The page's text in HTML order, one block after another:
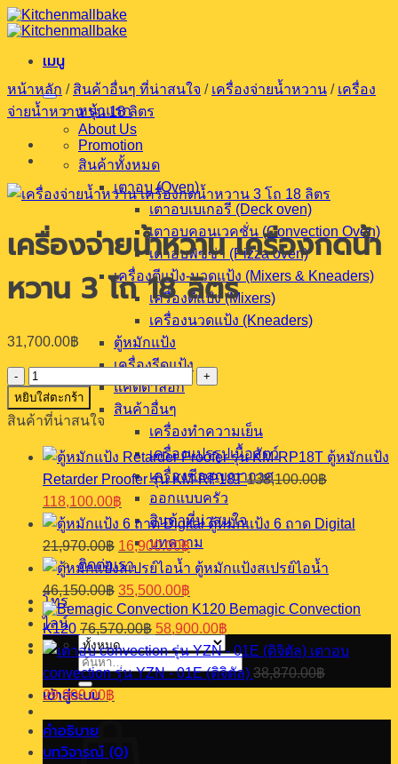
ข้าม
ไป
เนื้อหา
เมนู
หน้าแรก
About Us
Promotion
สินค้าทั้งหมด
เตาอบ (Oven)
เตาอบเบเกอรี (Deck oven)
เตาอบคอนเวคชั่น (Convection Oven)
เตาอบพิซซ่า (Pizza oven)
เครื่องตีแป้ง-นวดแป้ง (Mixers & Kneaders)
เครื่องตีแป้ง (Mixers)
เครื่องนวดแป้ง (Kneaders)
ตู้หมักแป้ง
เครื่องรีดแป้ง
แคตตาล็อก
สินค้าอื่นๆ
เครื่องทำความเย็น
เครื่องแปรรูปเนื้อสัตว์
เครื่องซีลสุญญากาศ
ออกแบบครัว
สินค้าที่น่าสนใจ
บทความ
ติดต่อเรา
โทร
ไลน์
ค้นหา:
เข้าสู่ระบบ
หน้าหลัก / สินค้าอื่นๆ ที่น่าสนใจ / เครื่องจ่ายน้ำหวาน / เครื่อง
จ่ายน้ำหวาน รุ่น 18 ลิตร
เครื่องจ่ายน้ำหวาน เครื่องกดน้ำ
หวาน 3 โถ 18 ลิตร
31,700.00฿
จำนวน
เครื่อง
จ่าย
น้ำ
หวาน
เครื่อง
กด
หวาน
3
โถ
18
ลิตร
ชิ้น
หยิบใส่ตะกร้า
สินค้าที่น่าสนใจ
ตู้หมักแป้ง
Retarder Proofer รุ่น KM-RP18T 138,100.00฿
Original
price
was:
138,100.00฿.
118,100.00฿ Current
price
is:
118,100.00฿.
ตู้หมักแป้ง 6 ถาด Digital
21,970.00฿ Original
price
was:
21,970.00฿.
16,900.00฿Current
price
is:
16,900.00฿.
ตู้หมักแป้งสเปรย์ไอน้ำ
46,150.00฿ Original
price
was:
46,150.00฿.
35,500.00฿
price
is:
35,500.00฿.
Bemagic Convection
K120 76,570.00฿ Original
price
was:
76,570.00฿.
58,900.00฿
price
is:
58,900.00฿.
เตาอบ
convection รุ่น YZN - 01E (ดิจิตัล) 38,870.00฿
Original
price
was:
38,870.00฿.
29,900.00฿Current
price
is:
คำอธิบาย
บทวิจารณ์ (0)